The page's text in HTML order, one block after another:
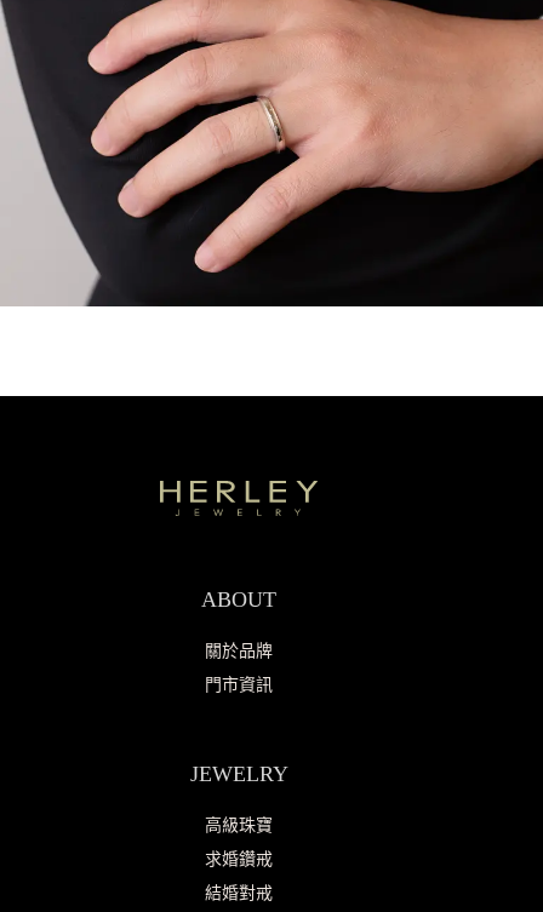
ABOUT
關於品牌
門市資訊
JEWELRY
高級珠寶
求婚鑽戒
結婚對戒